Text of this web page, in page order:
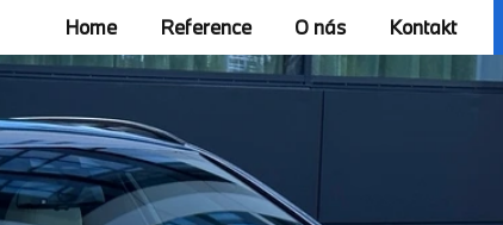
Home Reference O nás Kontakt